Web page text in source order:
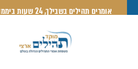
אומרים תהילים בשבילך, 24 שעות ביממה | 1-700-700-721